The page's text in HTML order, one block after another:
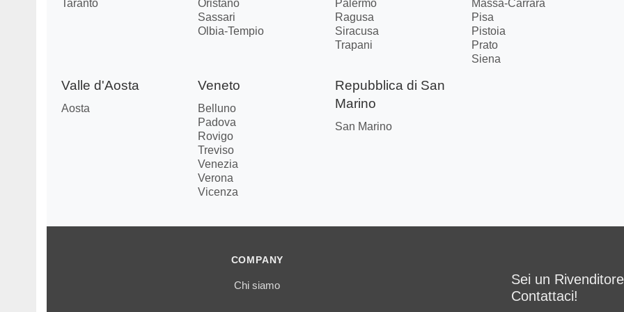
Taranto
Oristano
Sassari
Olbia-Tempio
Palermo
Ragusa
Siracusa
Trapani
Massa-Carrara
Pisa
Pistoia
Prato
Siena
Valle d'Aosta
Aosta
Veneto
Belluno
Padova
Rovigo
Treviso
Venezia
Verona
Vicenza
Repubblica di San
Marino
San Marino
COMPANY
Chi siamo
Sei un
Contattaci!